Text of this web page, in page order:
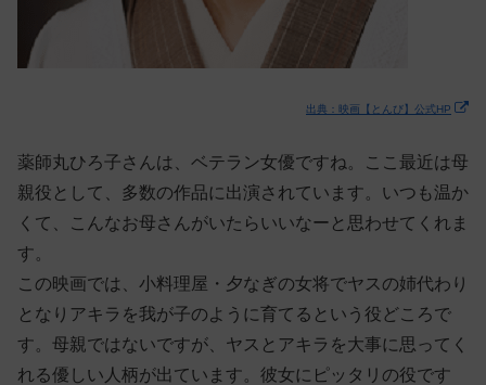
出典：映画【とんび】公式HP
薬師丸ひろ子さんは、ベテラン女優ですね。ここ最近は母
親役として、多数の作品に出演されています。いつも温か
くて、こんなお母さんがいたらいいなーと思わせてくれま
す。
この映画では、小料理屋・夕なぎの女将でヤスの姉代わり
となりアキラを我が子のように育てるという役どころで
す。母親ではないですが、ヤスとアキラを大事に思ってく
れる優しい人柄が出ています。彼女にピッタリの役です